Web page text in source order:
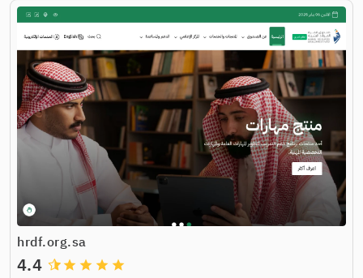
hrdf.org.sa
grade
grade
grade
grade
4.4